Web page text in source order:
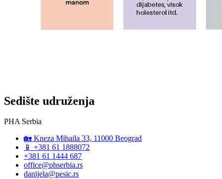
Sedište udruženja
PHA Serbia
🏡 Kneza Mihaila 33, 11000 Beograd
📱 +381 61 1888072
+381 61 1444 687
office@phserbia.rs
danijela@pesic.rs